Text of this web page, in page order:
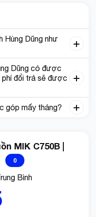
Hùng Dũng như
Dũng có được
đổi trả sẽ được
góp mấy tháng?
MIK C750B |
0
Bình